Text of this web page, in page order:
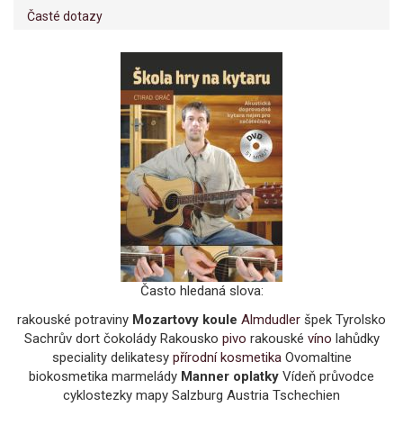
Časté dotazy
Často hledaná slova:
rakouské potraviny Mozartovy koule Almdudler špek Tyrolsko
Sachrův dort čokolády Rakousko pivo rakouské víno lahůdky
speciality delikatesy přírodní kosmetikaOvomaltine
biokosmetika marmelády Manner oplatky Vídeň průvodce
cyklostezky mapy Salzburg Austria Tschechien